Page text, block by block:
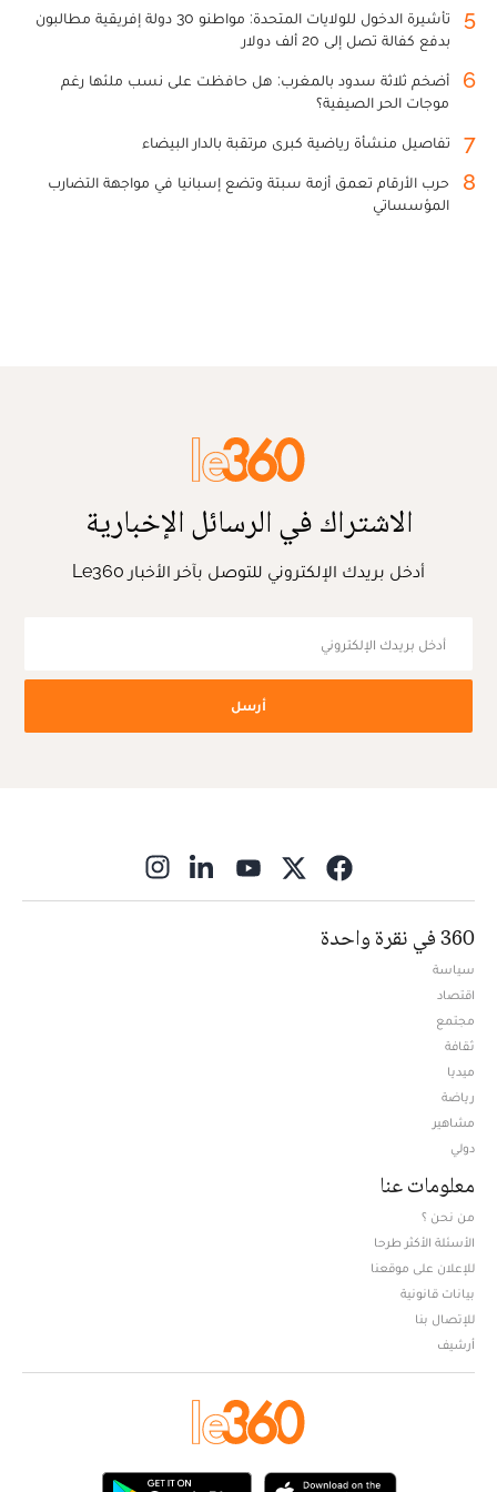
5
تأشيرة الدخول للولايات المتحدة: مواطنو 30 دولة إفريقية مطالبون
بدفع كفالة تصل إلى 20 ألف دولار
6
أضخم ثلاثة سدود بالمغرب: هل حافظت على نسب ملئها رغم
موجات الحر الصيفية؟
7 تفاصيل منشأة رياضية كبرى مرتقبة بالدار البيضاء
8
حرب الأرقام تعمق أزمة سبتة وتضع إسبانيا في مواجهة التضارب
المؤسساتي
الاشتراك في الرسائل الإخبارية
أدخل بريدك الإلكتروني للتوصل بآخر الأخبار Le360
أرسل
360 في نقرة واحدة
سياسة
اقتصاد
مجتمع
ثقافة
ميديا
رياضة
مشاهير
دولي
معلومات عنا
من نحن ؟
الأسئلة الأكثر طرحا
للإعلان على موقعنا
بيانات قانونية
للإتصال بنا
أرشيف